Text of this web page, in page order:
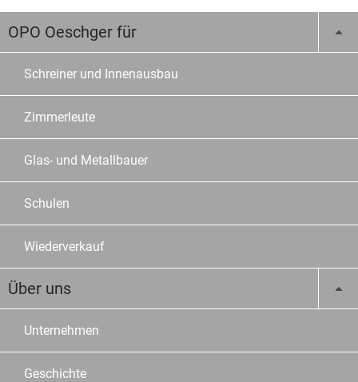
OPO Oeschger für
Schreiner und Innenausbau
Zimmerleute
Glas- und Metallbauer
Schulen
Wiederverkauf
Über uns
Unternehmen
Geschichte